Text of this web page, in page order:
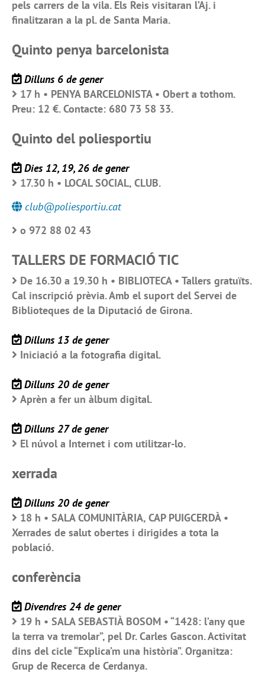
pels carrers de la vila. Els Reis visitaran l’Aj. i
finalitzaran a la pl. de Santa Maria.
Quinto penya barcelonista
Dilluns 6 de gener
17 h • PENYA BARCELONISTA • Obert a tothom.
Preu: 12 €. Contacte: 680 73 58 33.
Quinto del poliesportiu
Dies 12, 19, 26 de gener
17.30 h • LOCAL SOCIAL, CLUB.
club@poliesportiu.cat
o 972 88 02 43
TALLERS DE FORMACIÓ TIC
De 16.30 a 19.30 h • BIBLIOTECA • Tallers gratuïts.
Cal inscripció prèvia. Amb el suport del Servei de
Biblioteques de la Diputació de Girona.
Dilluns 13 de gener
Iniciació a la fotografia digital.
Dilluns 20 de gener
Aprèn a fer un àlbum digital.
Dilluns 27 de gener
El núvol a Internet i com utilitzar-lo.
xerrada
Dilluns 20 de gener
18 h • SALA COMUNITÀRIA, CAP PUIGCERDÀ •
Xerrades de salut obertes i dirigides a tota la
població.
conferència
Divendres 24 de gener
19 h • SALA SEBASTIÀ BOSOM • “1428: l’any que
la terra va tremolar”, pel Dr. Carles Gascon. Activitat
dins del cicle “Explica’m una història”. Organitza:
Grup de Recerca de Cerdanya.